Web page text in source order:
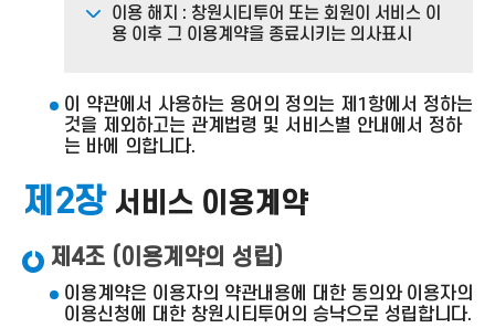
이용 해지 : 창원시티투어 또는 회원이 서비스 이
용 이후 그 이용계약을 종료시키는 의사표시
이 약관에서 사용하는 용어의 정의는 제1항에서 정하는
것을 제외하고는 관계법령 및 서비스별 안내에서 정하
는 바에 의합니다.
제2장서비스 이용계약
제4조 (이용계약의 성립)
이용계약은 이용자의 약관내용에 대한 동의와 이용자의
이용신청에 대한 창원시티투어의 승낙으로 성립합니다.